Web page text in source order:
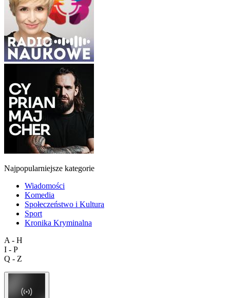
Najpopularniejsze kategorie
Wiadomości
Komedia
Społeczeństwo i Kultura
Sport
Kronika Kryminalna
A - H
I - P
Q - Z